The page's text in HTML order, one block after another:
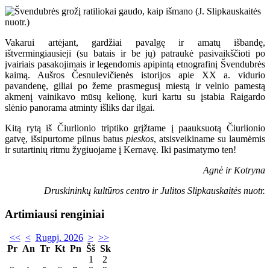
Vakarui artėjant, gardžiai pavalgę ir amatų išbandę,
ištvermingiausieji (su batais ir be jų) patraukė pasivaikščioti po
įvairiais pasakojimais ir legendomis apipintą etnografinį Švendubrės
kaimą. Aušros Česnulevičienės istorijos apie XX a. vidurio
pavandenę, giliai po žeme prasmegusį miestą ir velnio pamestą
akmenį vainikavo mūsų kelionę, kuri kartu su įstabia Raigardo
slėnio panorama atminty išliks dar ilgai.
Kitą rytą iš Čiurlionio triptiko grįžtame į paauksuotą Čiurlionio
gatvę, išsipurtome pilnus batus pieskos, atsisveikiname su laumėmis
ir sutartinių ritmu žygiuojame į Kernavę. Iki pasimatymo ten!
Agnė ir Kotryna
Druskininkų kultūros centro ir Julitos Slipkauskaitės nuotr.
Artimiausi renginiai
<< < Rugpj. 2026 > >>
Pr An Tr Kt Pn Šš Sk
1
2